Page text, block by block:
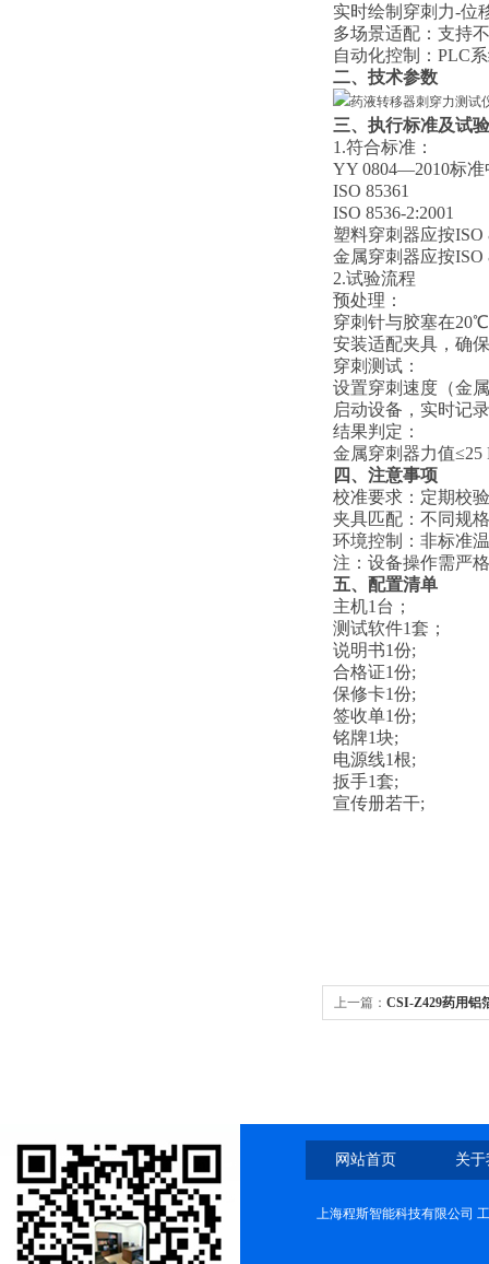
实时绘制穿刺力-位
多场景适配‌：支持
自动化控制‌：PLC
二、技术参数
三、执行标准及试
1.符合标准：
YY 0804—2010标准
ISO 85361
ISO 8536-2:2001
塑料穿刺器应按ISO
金属穿刺器应按ISO
2.试验流程
‌预处理‌：
穿刺针与胶塞在
安装适配夹具，确
‌穿刺测试‌：
设置穿刺速度（金
启动设备，实时记
‌结果判定‌：
金属穿刺器力值
四、注意事项
校准要求‌：定期校
夹具匹配‌：不同规
环境控制‌：非标准
注：设备操作需严
五、配置清单
主机1台；
测试软件1套；
说明书1份;
合格证1份;
保修卡1份;
签收单1份;
铭牌1块;
电源线1根;
扳手1套;
宣传册若干;
上一篇： CSI-Z429药用铝
网站首页 关
上海程斯智能科技有限公司